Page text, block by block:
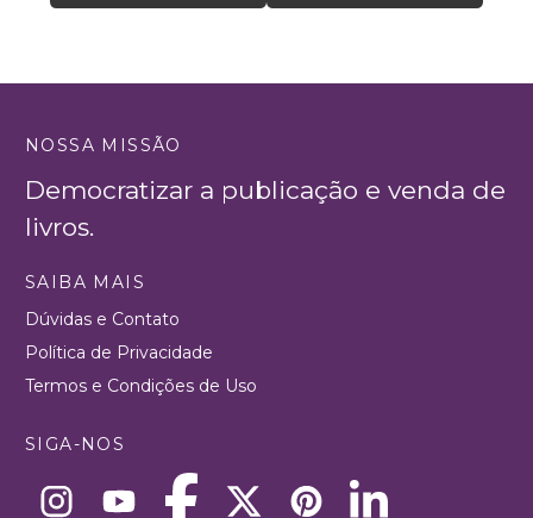
NOSSA MISSÃO
Democratizar a publicação e venda de
livros.
SAIBA MAIS
Dúvidas e Contato
Política de Privacidade
Termos e Condições de Uso
SIGA-NOS